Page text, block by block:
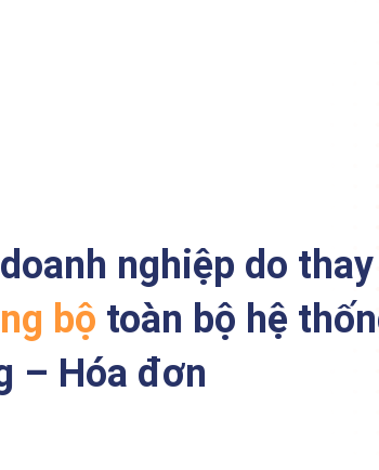
nghiệp do
bộ toàn bộ hệ
– Hóa đơn